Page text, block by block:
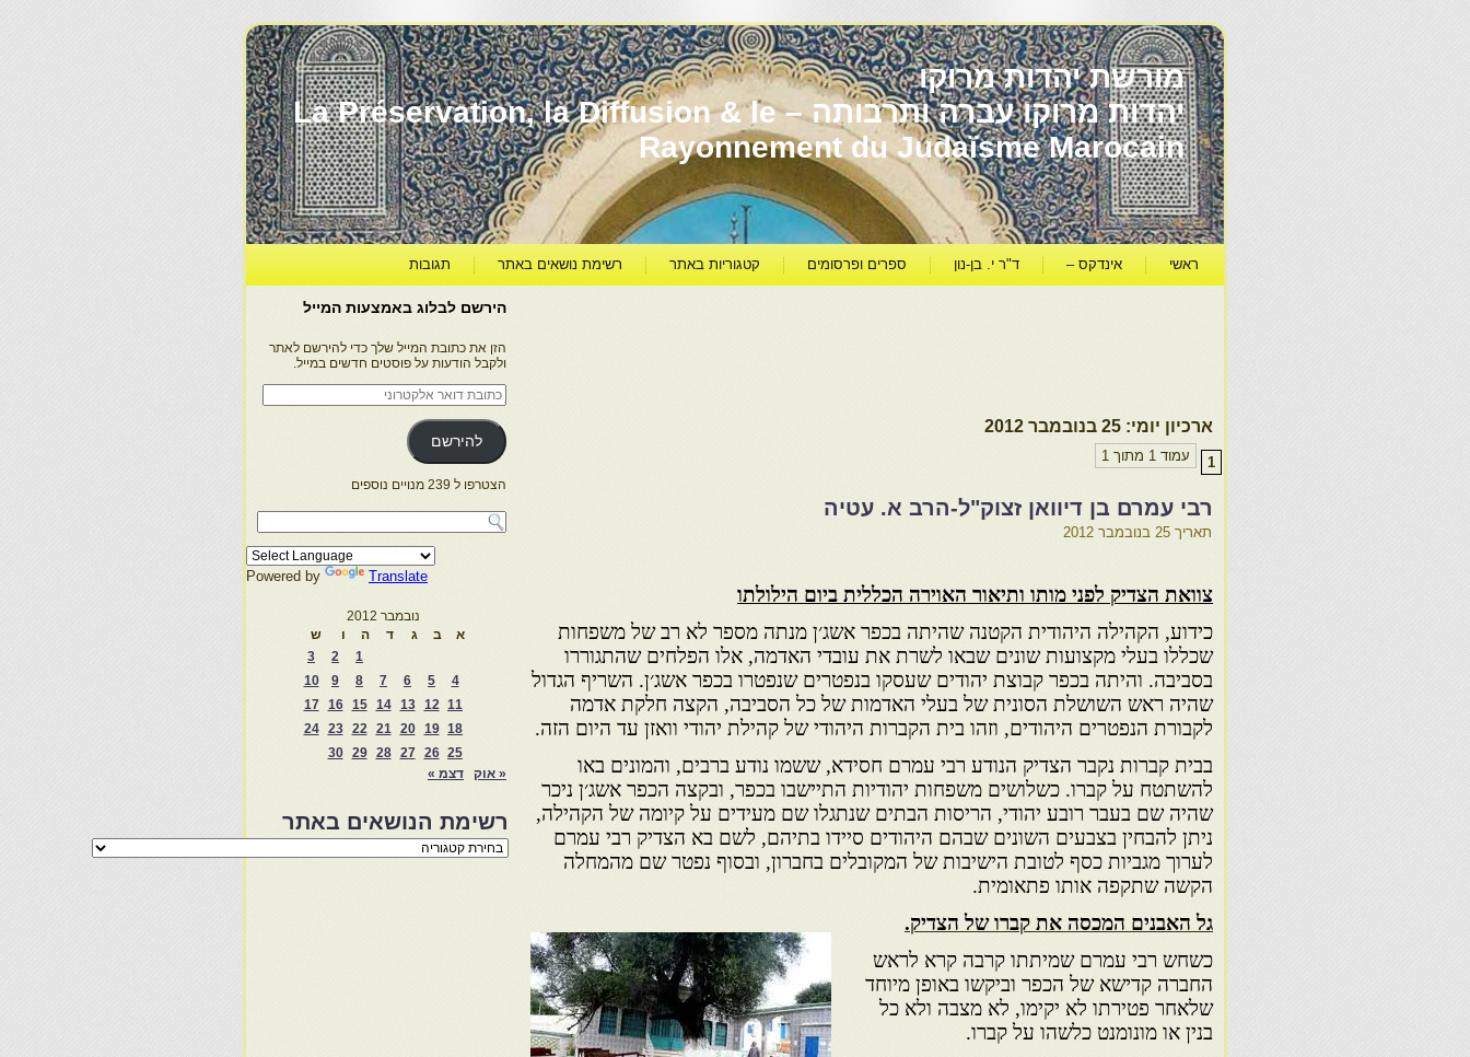
מורשת יהדות מרוקו
יהדות מרוקו עברה ותרבותה – La Préservation, la Diffusion & le
Rayonnement du Judaïsme Marocain
ראשי אינדקס – ד"ר י. בן-נון ספרים ופרסומים קטגוריות באתר רשימת נושאים באתר תגובות
ארכיון יומי: 25 בנובמבר 2012
עמוד 1 מתוך 1 1
רבי עמרם בן דיוואן זצוק"ל-הרב א. עטיה
תאריך 25 בנובמבר 2012
צוואת הצדיק לפני מותו ותיאור האוירה הכללית ביום הילולתו
כידוע, הקהילה היהודית הקטנה שהיתה בכפר אשג׳ן מנתה מספר לא רב של משפחות
שכללו בעלי מקצועות שונים שבאו לשרת את עובדי האדמה, אלו הפלחים שהתגוררו
בסביבה. והיתה בכפר קבוצת יהודים שעסקו בנפטרים שנפטרו בכפר אשג׳ן. השריף הגדול
שהיה ראש השושלת הסונית של בעלי האדמות של כל הסביבה, הקצה חלקת אדמה
לקבורת הנפטרים היהודים, וזהו בית הקברות היהודי של קהילת יהודי וואזן עד היום הזה.
בבית קברות נקבר הצדיק הנודע רבי עמרם חסידא, ששמו נודע ברבים, והמונים באו
להשתטח על קברו. כשלושים משפחות יהודיות התיישבו בכפר, ובקצה הכפר אשג׳ן ניכר
שהיה שם בעבר רובע יהודי, הריסות הבתים שנתגלו שם מעידים על קיומה של הקהילה,
ניתן להבחין בצבעים השונים שבהם היהודים סיידו בתיהם, לשם בא הצדיק רבי עמרם
לערוך מגביות כסף לטובת הישיבות של המקובלים בחברון, ובסוף נפטר שם מהמחלה
הקשה שתקפה אותו פתאומית.
גל האבנים המכסה את קברו של הצדיק.
כשחש רבי עמרם שמיתתו קרבה קרא לראש
החברה קדישא של הכפר וביקשו באופן מיוחד
שלאחר פטירתו לא יקימו, לא מצבה ולא כל
בנין או מונומנט כלשהו על קברו.
הירשם לבלוג באמצעות המייל
הזן את כתובת המייל שלך כדי להירשם לאתר
ולקבל הודעות על פוסטים חדשים במייל.
כתובת
דואר
אלקטרוני
להירשם
הצטרפו ל 239 מנויים נוספים
Powered by Translate
נובמבר 2012
א
ב ג ד ה ו
ש
1
2
3
4
5
6
7
8
9
10
11
12
13
14
15
16
17
18
19
20
21
22
23
24
25
26
27
28
29
30
« אוק
דצמ »
רשימת הנושאים באתר
רשימת
הנושאים